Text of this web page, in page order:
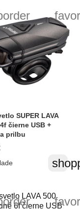
SUPER LAVA
čierne USB +
prilbu